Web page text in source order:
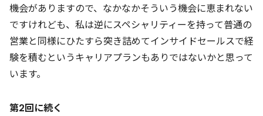
機会がありますので、なかなかそういう機会に恵まれない
ですけれども、私は逆にスペシャリティーを持って普通の
営業と同様にひたすら突き詰めてインサイドセールスで経
験を積むというキャリアプランもありではないかと思って
います。
第2回に続く